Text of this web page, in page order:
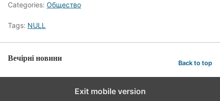
Categories: Общество
Tags: NULL
Вечірні новини Back to top
Exit mobile version